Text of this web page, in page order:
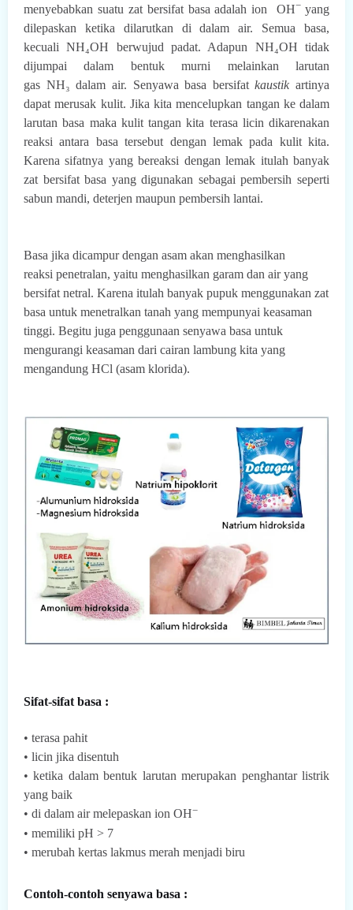
menyebabkan suatu zat bersifat basa adalah ion OH− yang
dilepaskan ketika dilarutkan di dalam air. Semua basa,
kecuali NH₄OH
berwujud padat. Adapun NH₄OH tidak
dijumpai dalam bentuk murni melainkan larutan
gas NH₃ dalam air. Senyawa basa bersifatkaustik artinya
dapat merusak kulit. Jika kita mencelupkan tangan ke dalam
larutan basa maka kulit tangan kita terasa licin dikarenakan
reaksi antara basatersebut dengan lemak pada kulit kita.
Karena sifatnya yang bereaksi dengan lemak itulah banyak
zat bersifat basa yang digunakan sebagai pembersih seperti
sabun mandi, deterjen maupun pembersih lantai.
Basa jika dicampur dengan asam akan menghasilkan
reaksi penetralan, yaitu menghasilkan garam dan air yang
bersifat netral. Karena itulah banyak pupuk menggunakan zat
basa untuk menetralkan tanah yang mempunyai keasaman
tinggi. Begitu juga penggunaan senyawa basa untuk
mengurangi keasaman dari cairan lambung kita yang
mengandung HCl (asam klorida).
Sifat-sifat basa :
• terasa pahit
• licin jika disentuh
• ketika dalam bentuk larutan merupakan penghantar listrik
yang baik
• di dalam air melepaskan ion OH−
• memiliki pH > 7
• merubah kertas lakmus merah menjadi biru
Contoh-contoh senyawa basa :